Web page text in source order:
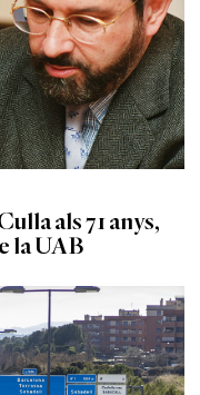
als 71 anys,
la UAB